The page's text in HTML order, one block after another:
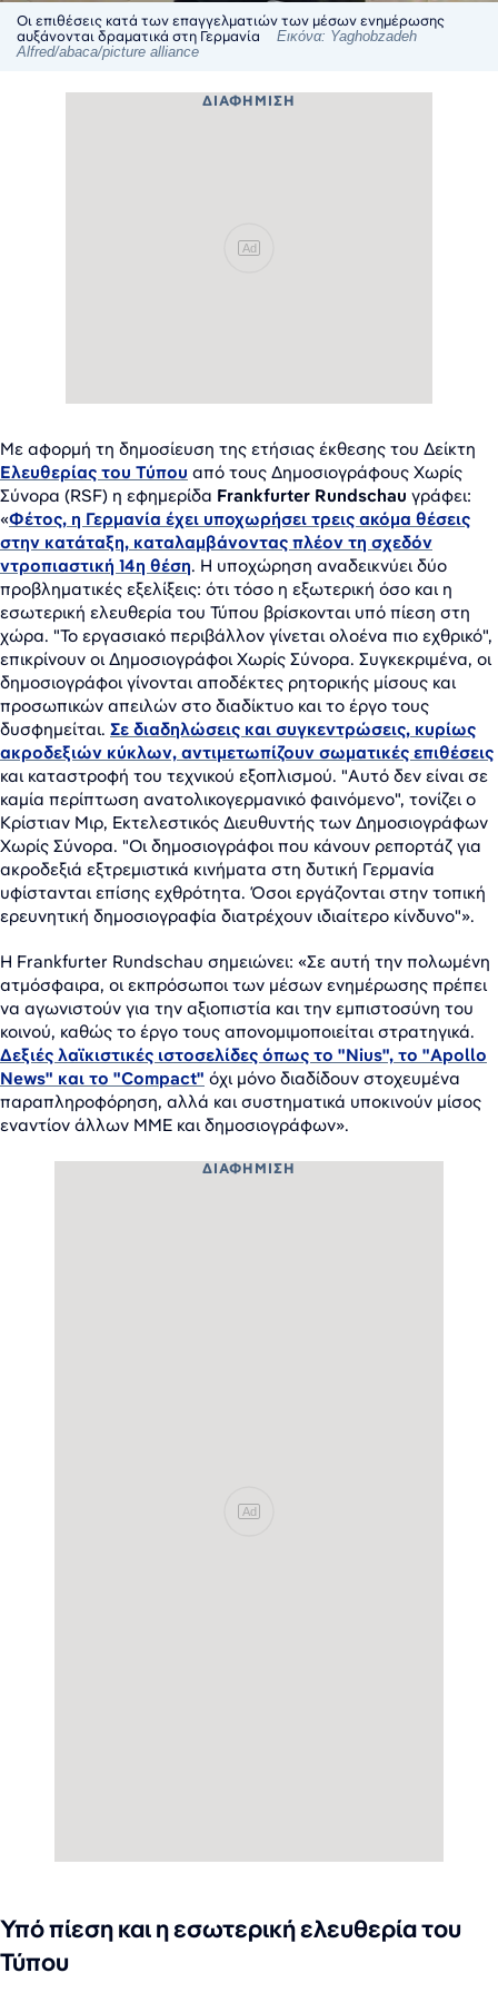
Οι επιθέσεις κατά των επαγγελματιών των μέσων ενημέρωσης
αυξάνονται δραματικά στη Γερμανία
Εικόνα: Yaghobzadeh
Alfred/abaca/picture alliance
ΔΙΑΦΉΜΙΣΗ
Ad
Με αφορμή τη δημοσίευση της ετήσιας έκθεσης του Δείκτη
Ελευθερίας του Τύπου από τους Δημοσιογράφους Χωρίς
Σύνορα (RSF) η εφημερίδα Frankfurter Rundschau γράφει:
«Φέτος, η Γερμανία έχει υποχωρήσει τρεις ακόμα θέσεις
στην κατάταξη, καταλαμβάνοντας πλέον τη σχεδόν
ντροπιαστική 14η θέση. Η υποχώρηση αναδεικνύει δύο
προβληματικές εξελίξεις: ότι τόσο η εξωτερική όσο και η
εσωτερική ελευθερία του Τύπου βρίσκονται υπό πίεση στη
χώρα. "Το εργασιακό περιβάλλον γίνεται ολοένα πιο εχθρικό",
επικρίνουν οι Δημοσιογράφοι Χωρίς Σύνορα. Συγκεκριμένα, οι
δημοσιογράφοι γίνονται αποδέκτες ρητορικής μίσους και
προσωπικών απειλών στο διαδίκτυο και το έργο τους
δυσφημείται. Σε διαδηλώσεις και συγκεντρώσεις, κυρίως
ακροδεξιών κύκλων, αντιμετωπίζουν σωματικές επιθέσεις
και καταστροφή του τεχνικού εξοπλισμού. "Αυτό δεν είναι σε
καμία περίπτωση ανατολικογερμανικό φαινόμενο", τονίζει ο
Κρίστιαν Μιρ, Εκτελεστικός Διευθυντής των Δημοσιογράφων
Χωρίς Σύνορα. "Οι δημοσιογράφοι που κάνουν ρεπορτάζ για
ακροδεξιά εξτρεμιστικά κινήματα στη δυτική Γερμανία
υφίστανται επίσης εχθρότητα. Όσοι εργάζονται στην τοπική
ερευνητική δημοσιογραφία διατρέχουν ιδιαίτερο κίνδυνο"».
Η Frankfurter Rundschau σημειώνει: «Σε αυτή την πολωμένη
ατμόσφαιρα, οι εκπρόσωποι των μέσων ενημέρωσης πρέπει
να αγωνιστούν για την αξιοπιστία και την εμπιστοσύνη του
κοινού, καθώς το έργο τους απονομιμοποιείται στρατηγικά.
Δεξιές λαϊκιστικές ιστοσελίδες όπως το "Nius", το "Apollo
News" και το "Compact" όχι μόνο διαδίδουν στοχευμένα
παραπληροφόρηση, αλλά και συστηματικά υποκινούν μίσος
εναντίον άλλων ΜΜΕ και δημοσιογράφων».
ΔΙΑΦΉΜΙΣΗ
Ad
Υπό πίεση και η εσωτερική ελευθερία του
Τύπου